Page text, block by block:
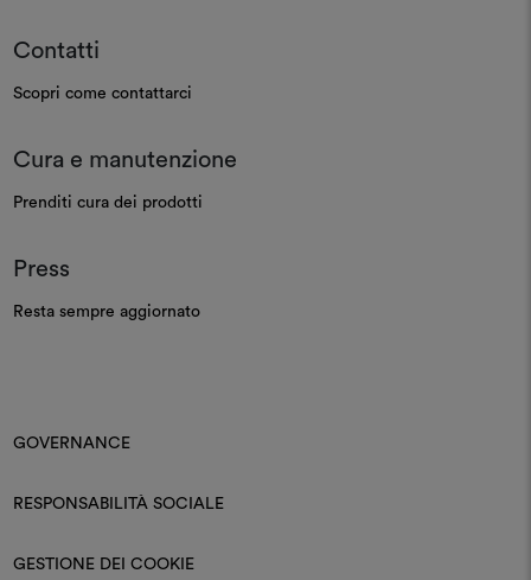
Contatti
Scopri come contattarci
Cura e manutenzione
Prenditi cura dei prodotti
Press
Resta sempre aggiornato
GOVERNANCE
RESPONSABILITÀ SOCIALE
GESTIONE DEI COOKIE